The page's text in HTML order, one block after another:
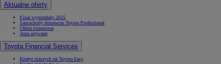
Aktualne oferty
Finał wyprzedaży 2025
Samochody dostawcze Toyota Professional
Oferta biznesowa
Auta używane
Toyota Financial Services
Kredyt niższych rat Toyota Easy